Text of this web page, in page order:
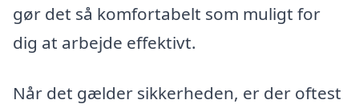
gør det så komfortabelt som muligt for
dig at arbejde effektivt.
Når det gælder sikkerheden, er der oftest